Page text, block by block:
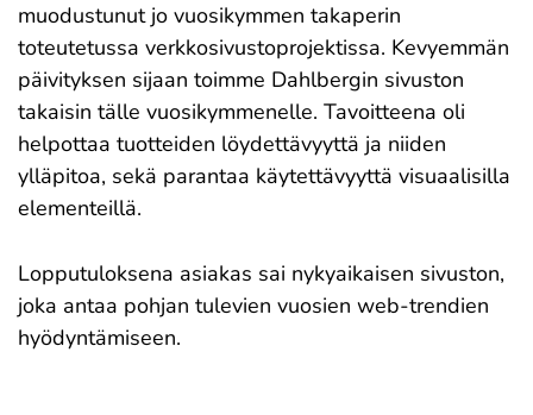
muodustunut jo vuosikymmen takaperin
toteutetussa verkkosivustoprojektissa. Kevyemmän
päivityksen sijaan toimme Dahlbergin sivuston
takaisin tälle vuosikymmenelle. Tavoitteena oli
helpottaa tuotteiden löydettävyyttä ja niiden
ylläpitoa, sekä parantaa käytettävyyttä visuaalisilla
elementeillä.
Lopputuloksena asiakas sai nykyaikaisen sivuston,
joka antaa pohjan tulevien vuosien web-trendien
hyödyntämiseen.